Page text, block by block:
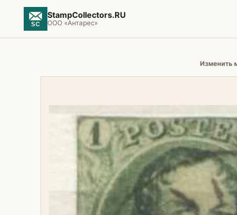
StampCollectors.RU
ООО «Антарес»
Изменить